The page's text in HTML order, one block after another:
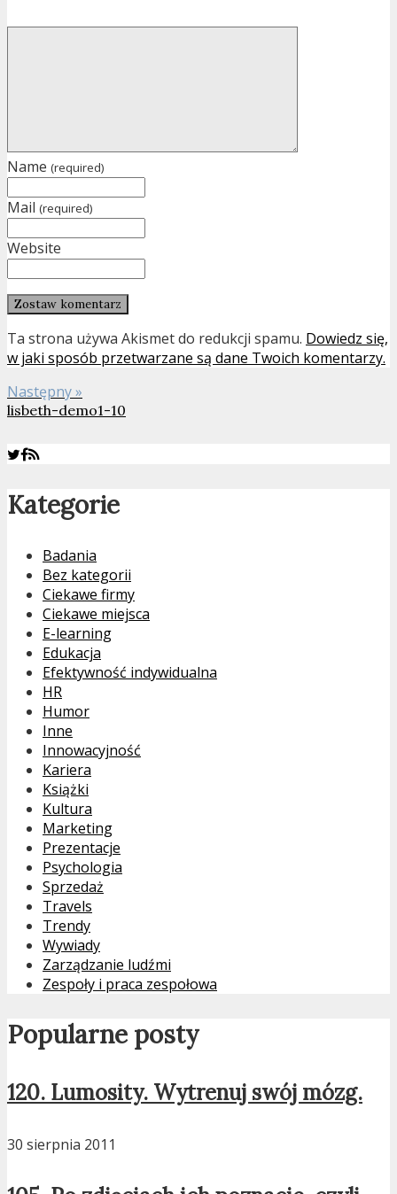
Name (required)
Mail (required)
Website
Ta strona używa Akismet do redukcji spamu. Dowiedz się,
w jaki sposób przetwarzane są dane Twoich komentarzy.
Następny »
lisbeth-demo1-10
Kategorie
Badania
Bez kategorii
Ciekawe firmy
Ciekawe miejsca
E-learning
Edukacja
Efektywność indywidualna
HR
Humor
Inne
Innowacyjność
Kariera
Książki
Kultura
Marketing
Prezentacje
Psychologia
Sprzedaż
Travels
Trendy
Wywiady
Zarządzanie ludźmi
Zespoły i praca zespołowa
Popularne posty
120. Lumosity. Wytrenuj swój mózg.
30 sierpnia 2011